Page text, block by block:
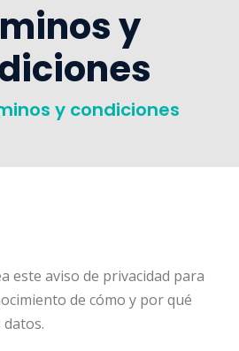
y
y condiciones
este aviso de privacidad para
de cómo y por qué